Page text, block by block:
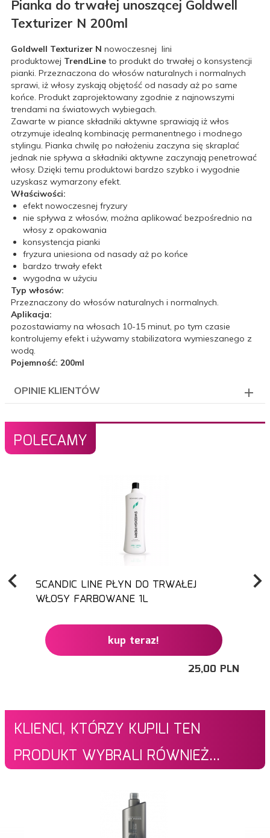
Pianka do trwałej unoszącej Goldwell
Texturizer N 200ml
Goldwell Texturizer N nowoczesnej lini
produktowej TrendLine to produkt do trwałej o konsystencji
pianki. Przeznaczona do włosów naturalnych i normalnych
sprawi, iż włosy zyskają objętość od nasady aż po same
końce. Produkt zaprojektowany zgodnie z najnowszymi
trendami na światowych wybiegach.
Zawarte w piance składniki aktywne sprawiają iż włos
otrzymuje idealną kombinację permanentnego i modnego
stylingu. Pianka chwilę po nałożeniu zaczyna się skraplać
jednak nie spływa a składniki aktywne zaczynają penetrować
włosy. Dzięki temu produktowi bardzo szybko i wygodnie
uzyskasz wymarzony efekt.
Właściwości:
efekt nowoczesnej fryzury
nie spływa z włosów, można aplikować bezpośrednio na
włosy z opakowania
konsystencja pianki
fryzura uniesiona od nasady aż po końce
bardzo trwały efekt
wygodna w użyciu
Typ włosów:
Przeznaczony do włosów naturalnych i normalnych.
Aplikacja:
pozostawiamy na włosach 10-15 minut, po tym czasie
kontrolujemy efekt i używamy stabilizatora wymieszanego z
wodą.
Pojemność: 200ml
OPINIE KLIENTÓW
POLECAMY
SCANDIC LINE PŁYN DO TRWAŁEJ
WŁOSY FARBOWANE 1L
kup teraz!
25,00 PLN
KLIENCI, KTÓRZY KUPILI TEN
PRODUKT WYBRALI RÓWNIEŻ...